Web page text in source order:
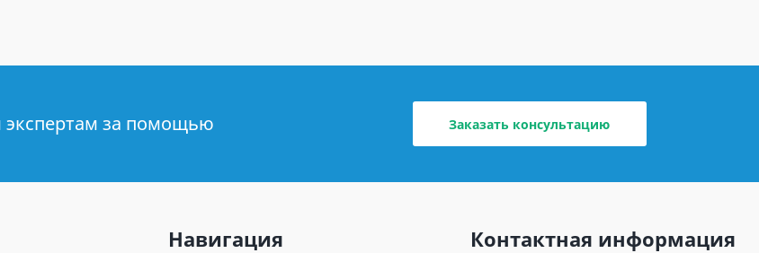
за помощью Заказать консультацию
Навигация Контактная информация